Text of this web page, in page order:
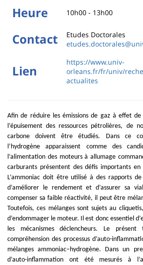
Heure 10h00 - 13h00
Contact
Etudes Doctorales
Lien
https://www.univ-
orleans.fr/fr/univ/
actualites
Afin de réduire les émissions de gaz à effet
l’épuisement des ressources pétrolières, de
carbone doivent être étudiés. Dans ce
l’hydrogène apparaissent comme des
l’alimentation des moteurs à allumage
carburants présentent des défis importants
L’ammoniac doit être utilisé à des rapports
d’améliorer le rendement et d’assurer sa
compenser sa faible réactivité, il peut être
Toutefois, ces mélanges sont sujets au
d’endommager le moteur. Il est donc essentiel
les mécanismes déclencheurs. Le
compréhension des processus d’auto-
mélanges ammoniac–hydrogène. Dans un
d’auto-inflammation ont été mesurés à